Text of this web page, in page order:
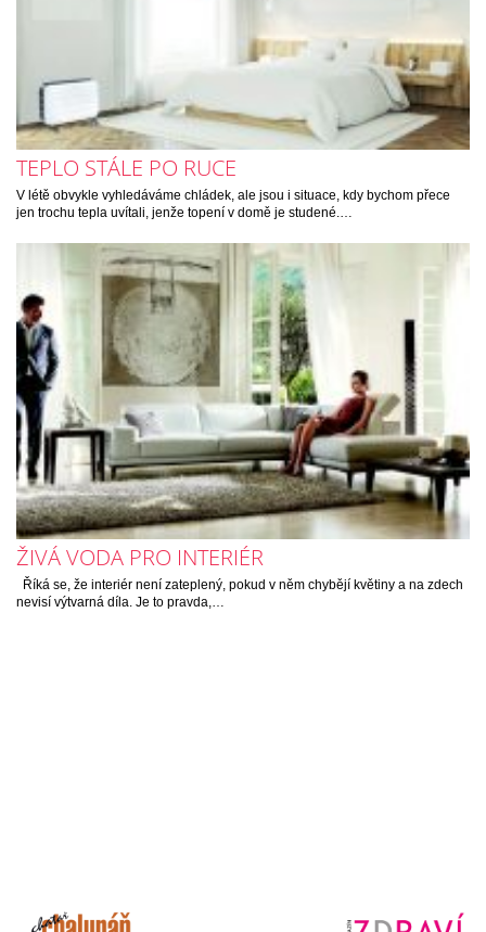
TEPLO STÁLE PO RUCE
V létě obvykle vyhledáváme chládek, ale jsou i situace, kdy bychom přece
jen trochu tepla uvítali, jenže topení v domě je studené.…
ŽIVÁ VODA PRO INTERIÉR
Říká se, že interiér není zateplený, pokud v něm chybějí květiny a na zdech
nevisí výtvarná díla. Je to pravda,…